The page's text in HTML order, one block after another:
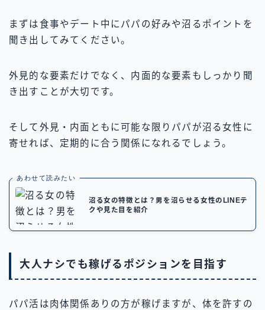
まずは食事やデート中にパパの好みや沼るポイントを
聞き出してみてください。
外見的な要素だけでなく、内面的な要素もしっかり聞
き出すことが大切です。
そして外見・内面ともに可能な限りパパが沼る女性に
寄せれば、定期的に合う関係になれるでしょう。
あわせて読みたい
沼る女の特徴とは？男を沼らせる女性のLINEテ
クや見た目を紹介
大人ナシでも稼げるポジションを目指す
パパ活は肉体関係ありの方が稼げますが、体を許すの